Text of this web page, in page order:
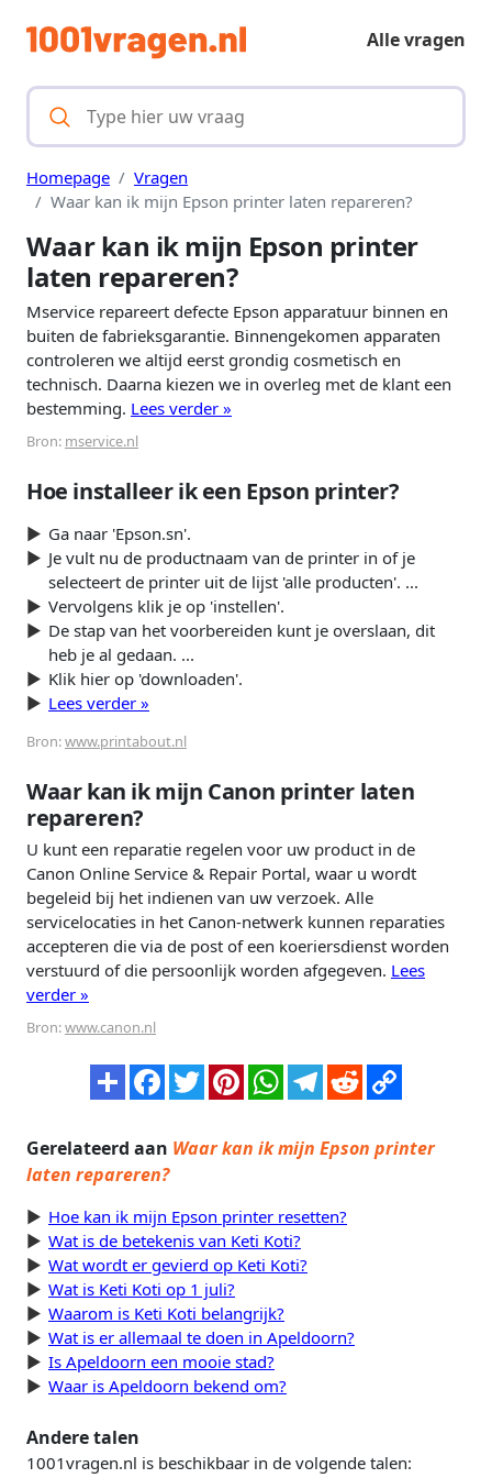
Alle vragen
Homepage
Vragen
Waar kan ik mijn Epson printer laten repareren?
Waar kan ik mijn Epson printer
laten repareren?
Mservice repareert defecte Epson apparatuur binnen en
buiten de fabrieksgarantie. Binnengekomen apparaten
controleren we altijd eerst grondig cosmetisch en
technisch. Daarna kiezen we in overleg met de klant een
bestemming. Lees verder »
Bron: mservice.nl
Hoe installeer ik een Epson printer?
Ga naar 'Epson.sn'.
Je vult nu de productnaam van de printer in of je
selecteert de printer uit de lijst 'alle producten'. ...
Vervolgens klik je op 'instellen'.
De stap van het voorbereiden kunt je overslaan, dit
heb je al gedaan. ...
Klik hier op 'downloaden'.
Lees verder »
Bron:www.printabout.nl
Waar kan ik mijn Canon printer laten
repareren?
U kunt een reparatie regelen voor uw product in de
Canon Online Service & Repair Portal, waar u wordt
begeleid bij het indienen van uw verzoek. Alle
servicelocaties in het Canon-netwerk kunnen reparaties
accepteren die via de post of een koeriersdienst worden
verstuurd of die persoonlijk worden afgegeven. Lees
verder »
Bron:www.canon.nl
Gerelateerd aan Waar kan ik mijn Epson printer
laten repareren?
Hoe kan ik mijn Epson printer resetten?
Wat is de betekenis van Keti Koti?
Wat wordt er gevierd op Keti Koti?
Wat is Keti Koti op 1 juli?
Waarom is Keti Koti belangrijk?
Wat is er allemaal te doen in Apeldoorn?
Is Apeldoorn een mooie stad?
Waar is Apeldoorn bekend om?
Andere talen
1001vragen.nl is beschikbaar in de volgende talen: